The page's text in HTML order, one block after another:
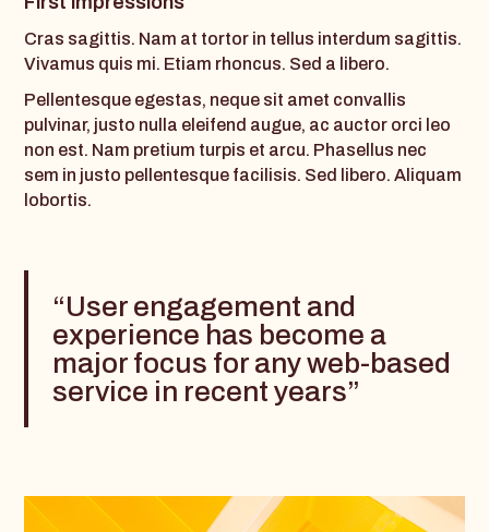
Cras sagittis. Nam at tortor in tellus interdum sagittis.
Vivamus quis mi. Etiam rhoncus. Sed a libero.
Pellentesque egestas, neque sit amet convallis
pulvinar, justo nulla eleifend augue, ac auctor orci leo
non est. Nam pretium turpis et arcu. Phasellus nec
sem in justo pellentesque facilisis. Sed libero. Aliquam
lobortis.
“User engagement and
experience has become a
major focus for any web-based
service in recent years”